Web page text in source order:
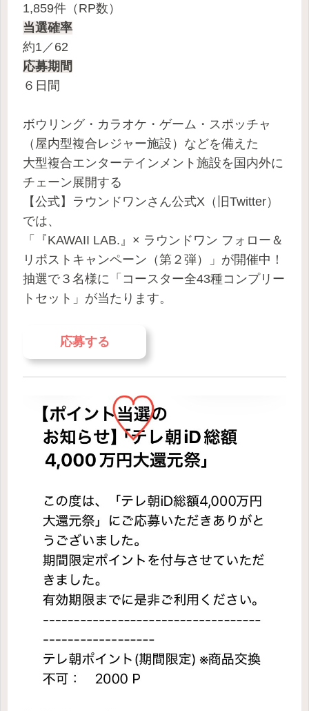
1,859件（RP数）
当選確率
約1／62
応募期間
６日間
ボウリング・カラオケ・ゲーム・スポッチャ
（屋内型複合レジャー施設）などを備えた
大型複合エンターテインメント施設を国内外に
チェーン展開する
【公式】ラウンドワンさん公式X（旧Twitter）
では、
「『KAWAII LAB.』× ラウンドワン フォロー＆
リポストキャンペーン（第２弾）」が開催中！
抽選で３名様に「コースター全43種コンプリー
トセット」が当たります。
応募する